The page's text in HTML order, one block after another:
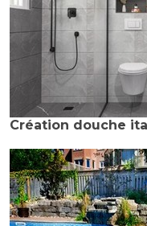
Création douche